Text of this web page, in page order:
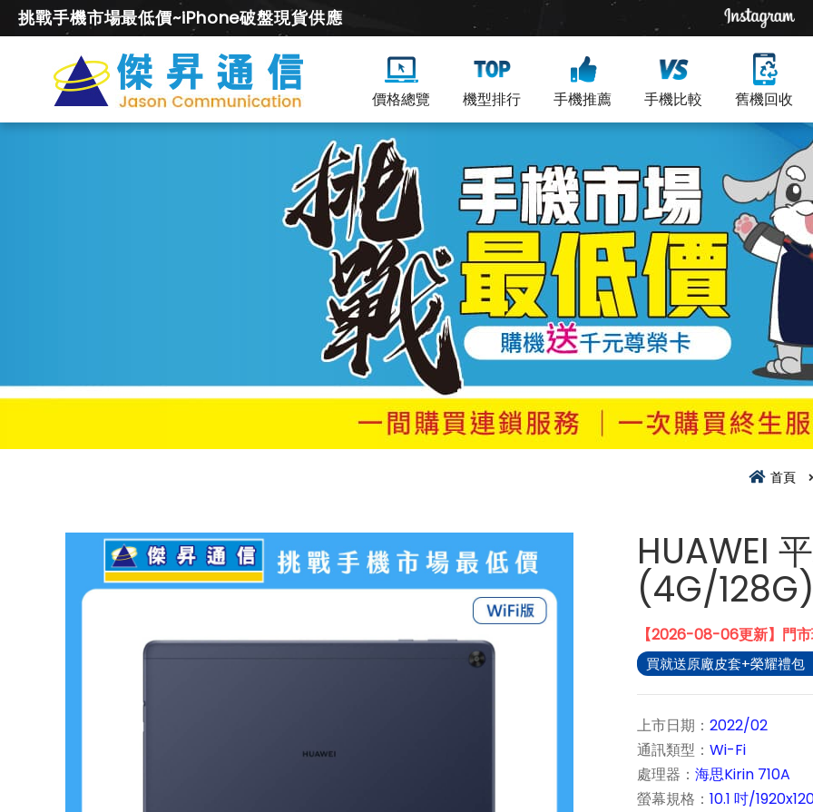
挑戰手機市場最低價~iPhone破盤現貨供應
價格總覽 機型排行 手機推薦 手機比較 舊機回收
首頁
HUAWEI
(4G/
【2026-08-06更新】門
買就送原廠皮套+榮耀禮包
上市日期： 2022/02
通訊類型： Wi-Fi
處理器： 海思Kirin 710A
螢幕規格： 10.1 吋/